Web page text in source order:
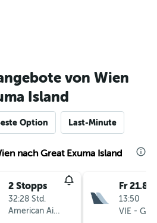
von Wien
Island
Option Last-Minute
nach Great Exuma Island
2 Stopps
32:28 Std.
American Airlines
Fr 21.8.
13:50
VIE - GGT